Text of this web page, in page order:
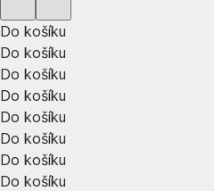
Do košíku
Do košíku
Do košíku
Do košíku
Do košíku
Do košíku
Do košíku
Do košíku